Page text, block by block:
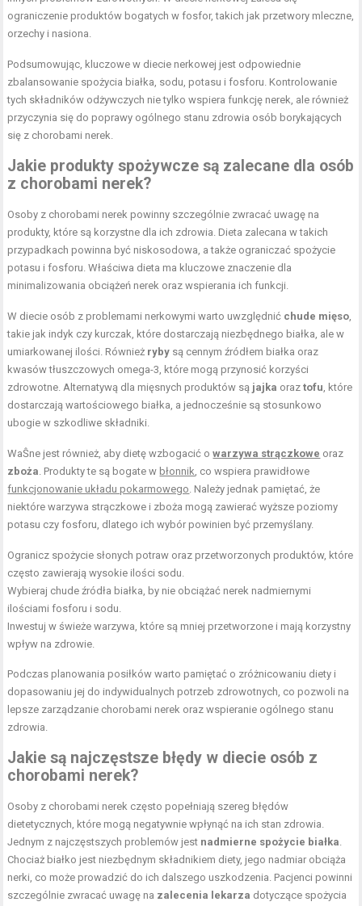
ograniczenie produktów bogatych w fosfor, takich jak przetwory mleczne,
orzechy i nasiona.
Podsumowując, kluczowe w diecie nerkowej jest odpowiednie
zbalansowanie spożycia białka, sodu, potasu i fosforu. Kontrolowanie
tych składników odżywczych nie tylko wspiera funkcję nerek, ale również
przyczynia się do poprawy ogólnego stanu zdrowia osób borykających
się z chorobami nerek.
Jakie produkty spożywcze są zalecane dla osób
z chorobami nerek?
Osoby z chorobami nerek powinny szczególnie zwracać uwagę na
produkty, które są korzystne dla ich zdrowia. Dieta zalecana w takich
przypadkach powinna być niskosodowa, a także ograniczać spożycie
potasu i fosforu. Właściwa dieta ma kluczowe znaczenie dla
minimalizowania obciążeń nerek oraz wspierania ich funkcji.
W diecie osób z problemami nerkowymi warto uwzględnić chude mięso,
takie jak indyk czy kurczak, które dostarczają niezbędnego białka, ale w
umiarkowanej ilości. Również ryby są cennym źródłem białka oraz
kwasów tłuszczowych omega-3, które mogą przynosić korzyści
zdrowotne. Alternatywą dla mięsnych produktów są jajka oraztofu, które
dostarczają wartościowego białka, a jednocześnie są stosunkowo
ubogie w szkodliwe składniki.
WaŜne jest również, aby dietę wzbogacić owarzywa strączkowe oraz
zboża. Produkty te są bogate w błonnik, co wspiera prawidłowe
funkcjonowanie układu pokarmowego. Należy jednak pamiętać, że
niektóre warzywa strączkowe i zboża mogą zawierać wyższe poziomy
potasu czy fosforu, dlatego ich wybór powinien być przemyślany.
Ogranicz spożycie słonych potraw oraz przetworzonych produktów, które
często zawierają wysokie ilości sodu.
Wybieraj chude źródła białka, by nie obciążać nerek nadmiernymi
ilościami fosforu i sodu.
Inwestuj w świeże warzywa, które są mniej przetworzone i mają korzystny
wpływ na zdrowie.
Podczas planowania posiłków warto pamiętać o zróżnicowaniu diety i
dopasowaniu jej do indywidualnych potrzeb zdrowotnych, co pozwoli na
lepsze zarządzanie chorobami nerek oraz wspieranie ogólnego stanu
zdrowia.
Jakie są najczęstsze błędy w diecie osób z
chorobami nerek?
Osoby z chorobami nerek często popełniają szereg błędów
dietetycznych, które mogą negatywnie wpłynąć na ich stan zdrowia.
Jednym z najczęstszych problemów jest nadmierne spożycie białka.
Chociaż białko jest niezbędnym składnikiem diety, jego nadmiar obciąża
nerki, co może prowadzić do ich dalszego uszkodzenia. Pacjenci powinni
szczególnie zwracać uwagę na zalecenia lekarza dotyczące spożycia